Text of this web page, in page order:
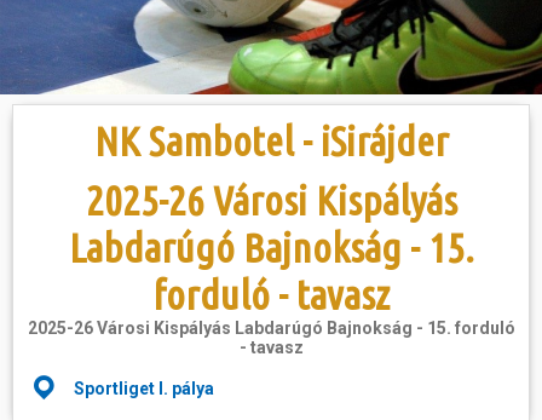
Szabadidő
Hasznos
NK Sambotel - iSirájder
2025-26 Városi Kispályás
Labdarúgó Bajnokság - 15.
forduló - tavasz
2025-26 Városi Kispályás Labdarúgó Bajnokság - 15. forduló
- tavasz
Sportliget I. pálya